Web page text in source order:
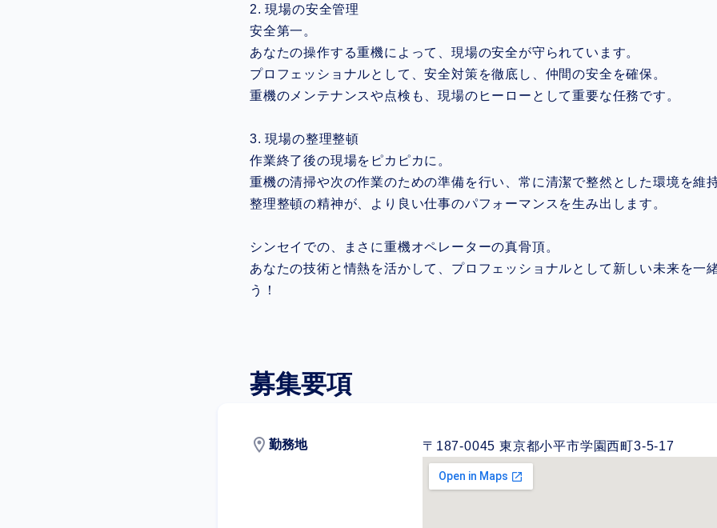
2. 現場の安全管理
安全第一。
あなたの操作する重機によって、現場の安全が守られています。
プロフェッショナルとして、安全対策を徹底し、仲間の安全を確保。
重機のメンテナンスや点検も、現場のヒーローとして重要な任務です。
3. 現場の整理整頓
作業終了後の現場をピカピカに。
重機の清掃や次の作業のための準備を行い、常に清潔で整然とした環境を維
整理整頓の精神が、より良い仕事のパフォーマンスを生み出します。
シンセイでの、まさに重機オペレーターの真骨頂。
あなたの技術と情熱を活かして、プロフェッショナルとして新しい未来を一
う！
募集要項
location_on 勤務地 〒187-0045 東京都小平市学園西町3-5-17